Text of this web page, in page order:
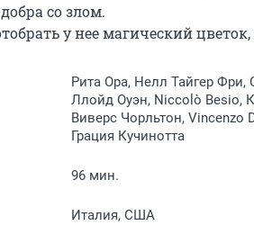
со злом.
у нее магический цветок,
Рита Ора, Нелл Тайгер Фри,
Ллойд Оуэн, Niccolò Besio,
Виверс Чорльтон,
Грация Кучинотта
96 мин.
Италия, США